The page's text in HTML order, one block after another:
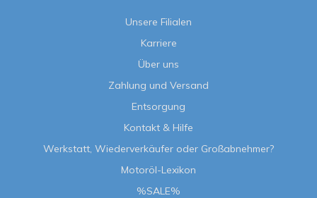
Unsere Filialen
Karriere
Über uns
Zahlung und Versand
Entsorgung
Kontakt & Hilfe
Werkstatt, Wiederverkäufer oder Großabnehmer?
Motoröl-Lexikon
%SALE%